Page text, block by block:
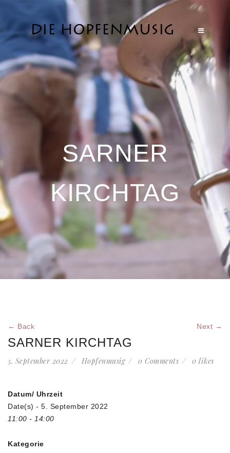
SARNER
KIRCHTAG
← Back Next →
SARNER KIRCHTAG
5. September 2022 Hopfenmusig 0 Comments 0 likes
Datum/ Uhrzeit
Date(s) - 5. September 2022
11:00 - 14:00
Kategorie